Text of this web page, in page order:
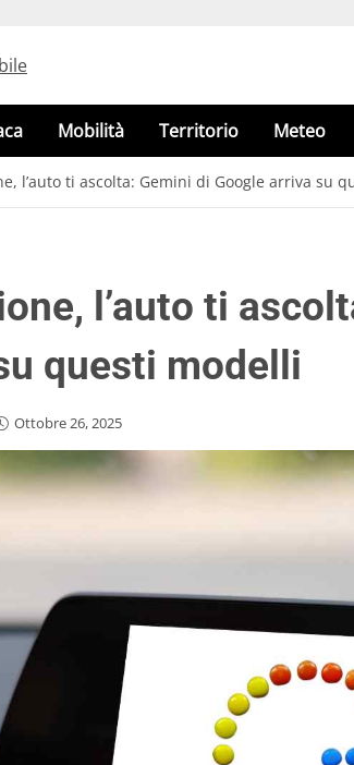
Mobilità Territorio Meteo
l’auto ti ascolta: Gemini di Google arriva su
l’auto ti
questi modelli
Ottobre 26, 2025